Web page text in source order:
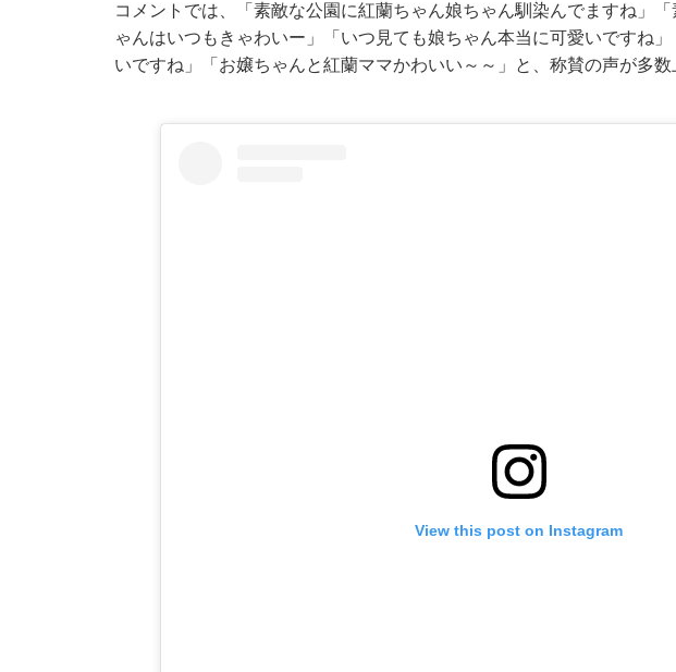
コメントでは、「素敵な公園に紅蘭ちゃん娘ちゃん馴染んでますね」
ゃんはいつもきゃわいー」「いつ見ても娘ちゃん本当に可愛いですね
いですね」「お嬢ちゃんと紅蘭ママかわいい～～」と、称賛の声が多数
View this post on Instagram